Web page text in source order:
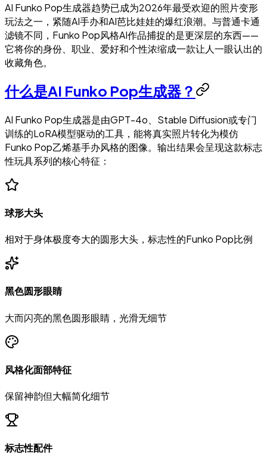
AI Funko Pop生成器趋势已成为2026年最受欢迎的照片变形
玩法之一，紧随AI手办和AI芭比娃娃的爆红浪潮。与普通卡通
滤镜不同，Funko Pop风格AI作品捕捉的是更深层的东西——
它将你的身份、职业、爱好和个性浓缩成一款让人一眼认出的
收藏角色。
什么是AI Funko Pop生成器？
AI Funko Pop生成器是由GPT-4o、Stable Diffusion或专门
训练的LoRA模型驱动的工具，能将真实照片转化为模仿
Funko Pop乙烯基手办风格的图像。输出结果会呈现这款标志
性玩具系列的核心特征：
球形大头
相对于身体极度夸大的圆形大头，标志性的Funko Pop比例
黑色圆形眼睛
大而闪亮的黑色圆形眼睛，光滑无细节
风格化面部特征
保留神韵但大幅简化细节
标志性配件